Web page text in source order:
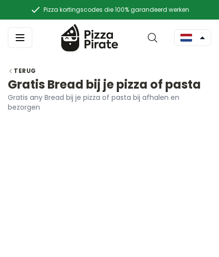
Pizza kortingscodes die 100% garandeerd werken
TERUG
Gratis Bread bij je pizza of pasta
Gratis any Bread bij je pizza of pasta bij afhalen en
bezorgen